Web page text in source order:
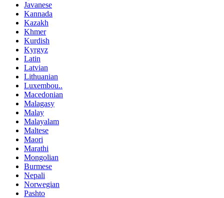
Javanese
Kannada
Kazakh
Khmer
Kurdish
Kyrgyz
Latin
Latvian
Lithuanian
Luxembou..
Macedonian
Malagasy
Malay
Malayalam
Maltese
Maori
Marathi
Mongolian
Burmese
Nepali
Norwegian
Pashto